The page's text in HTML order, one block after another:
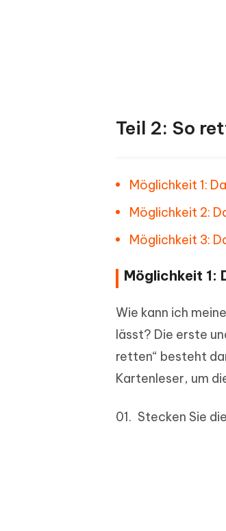
Teil 2: So
Möglichkeit 1:
Möglichkeit 2:
Möglichkeit 3:
Möglichkeit 1:
Wie kann ich
lässt? Die erste
retten“ besteht
Kartenleser, um
Stecken Sie